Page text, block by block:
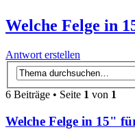
Welche Felge in
Antwort erstellen
6 Beiträge • Seite 1 von 1
Welche Felge in 15"